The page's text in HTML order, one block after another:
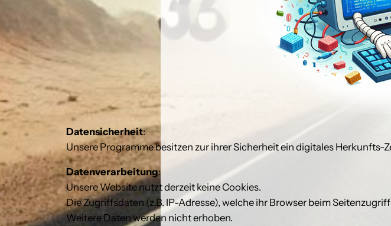
Datensicherheit:
Unsere Programme besitzen zur ihrer Sicherheit ein digitales
Datenverarbeitung:
Unsere Website nutzt derzeit keine Cookies.
Die Zugriffsdaten (z.B. IP-Adresse), welche ihr Browser beim
Weitere Daten werden nicht erhoben.